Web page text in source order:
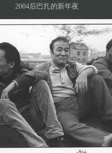
2004后巴扎的新年夜